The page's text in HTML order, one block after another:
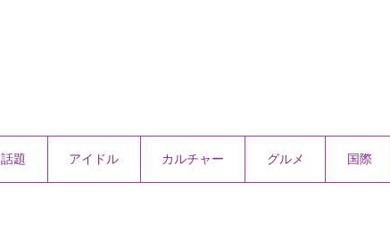
話題 アイドル カルチャー グルメ 国際